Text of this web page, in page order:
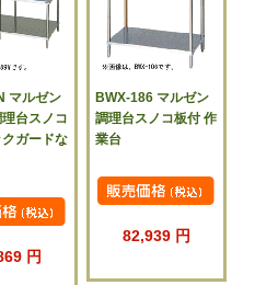
マルゼン
台スノコ
ガードな
円
BWX-186 マルゼン
調理台スノコ板付 作
業台
82,939 円